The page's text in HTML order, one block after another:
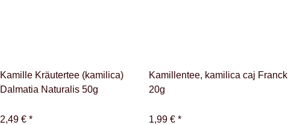
Kamille Kräutertee (kamilica)
Dalmatia Naturalis 50g
2,49 € *
Kamillentee, kamilica caj Franck
20g
1,99 € *